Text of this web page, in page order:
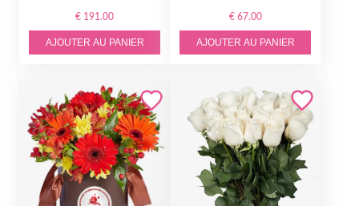
€ 191.00
AJOUTER AU PANIER
€ 67.00
AJOUTER AU PANIER